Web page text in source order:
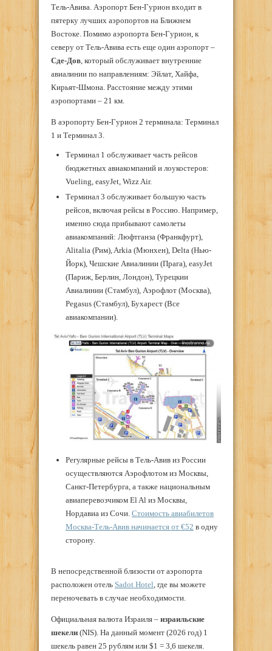
Тель-Авива. Аэропорт Бен-Гурион входит в
пятерку лучших аэропортов на Ближнем
Востоке. Помимо аэропорта Бен-Гурион, к
северу от Тель-Авива есть еще один аэропорт –
Сде-Дов , который обслуживает внутренние
авиалинии по направлениям: Эйлат, Хайфа,
Кирьят-Шмона. Расстояние между этими
аэропортами – 21 км.
В аэропорту Бен-Гурион 2 терминала: Терминал
1 и Терминал 3.
Терминал 1 обслуживает часть рейсов
бюджетных авиакомпаний и лоукостеров:
Vueling, easyJet, Wizz Air.
Терминал 3 обслуживает большую часть
рейсов, включая рейсы в Россию. Например,
именно сюда прибывают самолеты
авиакомпаний: Люфтганза (Франкфурт),
Alitalia (Рим), Arkia (Мюнхен), Delta (Нью-
Йорк), Чешские Авиалинии (Прага), easyJet
(Париж, Берлин, Лондон), Турецкии
Авиалинии (Стамбул), Аэрофлот (Москва),
Pegasus (Стамбул), Бухарест (Все
авиакомпании).
Регулярные рейсы в Тель-Авив из России
осуществляются Аэрофлотом из Москвы,
Санкт-Петербурга, а также национальным
авиаперевозчиком El Al из Москвы,
Нордавиа из Сочи. Стоимость авиабилетов
Москва-Тель-Авив начинается от €52 в одну
сторону.
В непосредственной близости от аэропорта
расположен отель Sadot Hotel , где вы можете
переночевать в случае необходимости.
Официальная валюта Израиля – израильские
шекели (NIS). На данный момент (2026 год) 1
шекель равен 25 рублям или $1 = 3,6 шекеля.